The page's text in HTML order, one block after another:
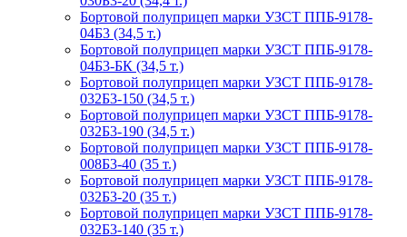
Бортовой полуприцеп марки УЗСТ ППБ-9178-
04Б3 (34,5 т.)
Бортовой полуприцеп марки УЗСТ ППБ-9178-
04Б3-БК (34,5 т.)
Бортовой полуприцеп марки УЗСТ ППБ-9178-
032Б3-150 (34,5 т.)
Бортовой полуприцеп марки УЗСТ ППБ-9178-
032Б3-190 (34,5 т.)
Бортовой полуприцеп марки УЗСТ ППБ-9178-
008Б3-40 (35 т.)
Бортовой полуприцеп марки УЗСТ ППБ-9178-
032Б3-20 (35 т.)
Бортовой полуприцеп марки УЗСТ ППБ-9178-
032Б3-140 (35 т.)